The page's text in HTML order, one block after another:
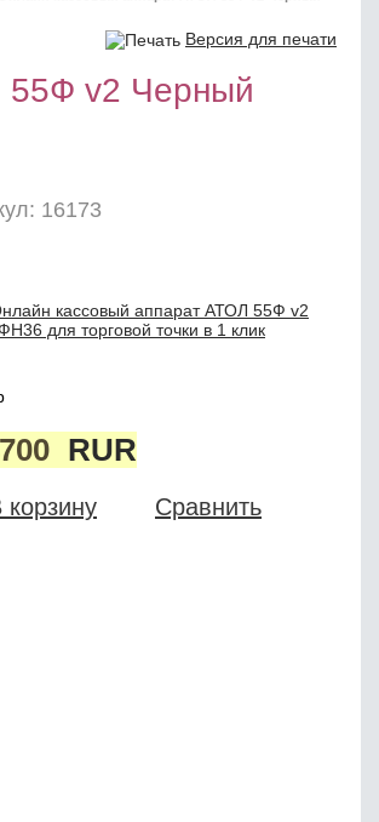
Версия для печати
55Ф v2 Черный
16173
кассовый аппарат АТОЛ 55Ф v2
для торговой точки в 1 клик
RUR
корзину Сравнить